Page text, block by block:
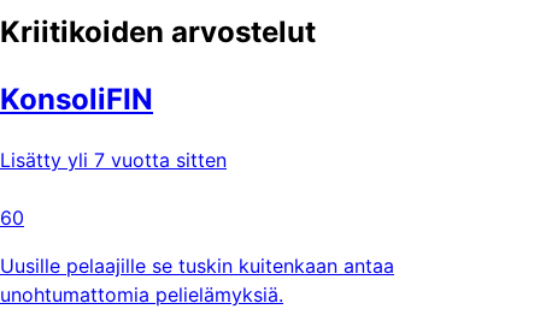
Kriitikoiden arvostelut
KonsoliFIN
Lisätty yli 7 vuotta sitten
60
Uusille pelaajille se tuskin kuitenkaan antaa
unohtumattomia pelielämyksiä.